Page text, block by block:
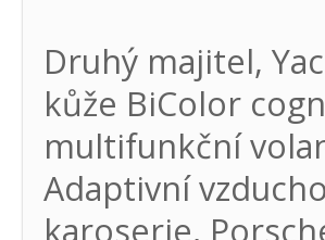
Druhý majitel,
kůže BiColor
multifunkční
Adaptivní
karoserie,